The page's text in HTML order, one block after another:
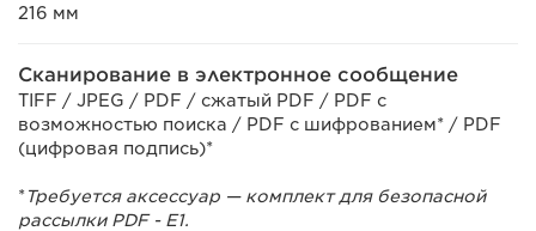
216 мм
Сканирование в электронное сообщение
TIFF / JPEG / PDF / сжатый PDF / PDF с
возможностью поиска / PDF с шифрованием* / PDF
(цифровая подпись)*
*Требуется аксессуар — комплект для безопасной
рассылки PDF - E1.